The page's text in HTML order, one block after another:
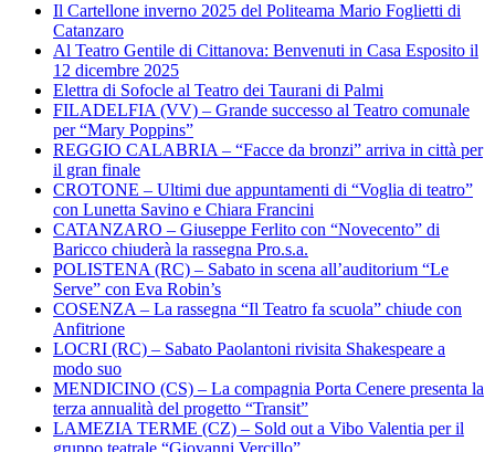
Il Cartellone inverno 2025 del Politeama Mario Foglietti di
Catanzaro
Al Teatro Gentile di Cittanova: Benvenuti in Casa Esposito il
12 dicembre 2025
Elettra di Sofocle al Teatro dei Taurani di Palmi
FILADELFIA (VV) – Grande successo al Teatro comunale
per “Mary Poppins”
REGGIO CALABRIA – “Facce da bronzi” arriva in città per
il gran finale
CROTONE – Ultimi due appuntamenti di “Voglia di teatro”
con Lunetta Savino e Chiara Francini
CATANZARO – Giuseppe Ferlito con “Novecento” di
Baricco chiuderà la rassegna Pro.s.a.
POLISTENA (RC) – Sabato in scena all’auditorium “Le
Serve” con Eva Robin’s
COSENZA – La rassegna “Il Teatro fa scuola” chiude con
Anfitrione
LOCRI (RC) – Sabato Paolantoni rivisita Shakespeare a
modo suo
MENDICINO (CS) – La compagnia Porta Cenere presenta la
terza annualità del progetto “Transit”
LAMEZIA TERME (CZ) – Sold out a Vibo Valentia per il